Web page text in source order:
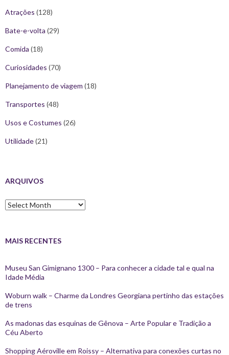
Atrações (128)
Bate-e-volta (29)
Comida (18)
Curiosidades (70)
Planejamento de viagem (18)
Transportes (48)
Usos e Costumes (26)
Utilidade(21)
ARQUIVOS
Arquivos
MAIS RECENTES
Museu San Gimignano 1300 – Para conhecer a cidade tal e qual na
Idade Média
Woburn walk – Charme da Londres Georgiana pertinho das estações
de trens
As madonas das esquinas de Gênova – Arte Popular e Tradição a
Céu Aberto
Shopping Aéroville em Roissy – Alternativa para conexões curtas no